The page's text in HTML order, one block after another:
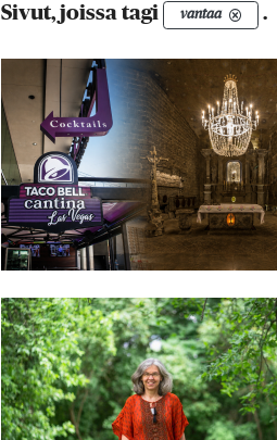
Sivut, joissa tagi vantaa .